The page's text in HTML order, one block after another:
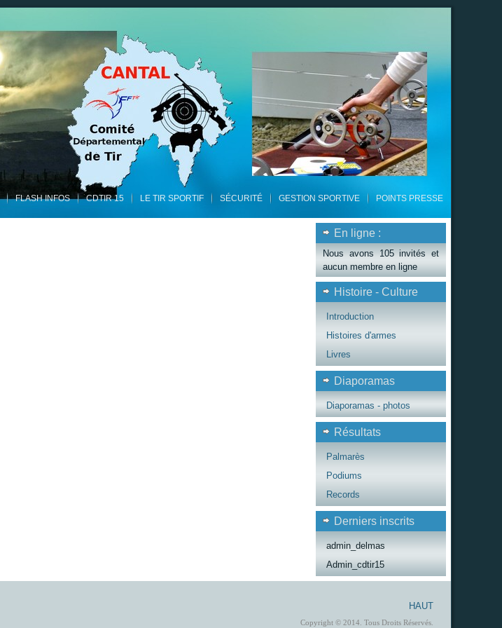
FLASH INFOS CDTIR 15 LE TIR SPORTIF SÉCURITÉ GESTION SPORTIVE POINTS PRESSE
En ligne :
Nous avons 105 invités et
aucun membre en ligne
Histoire - Culture
Introduction
Histoires d'armes
Livres
Diaporamas
Diaporamas - photos
Résultats
Palmarès
Podiums
Records
Derniers inscrits
admin_delmas
Admin_cdtir15
HAUT
Copyright © 2014. Tous Droits Réservés.